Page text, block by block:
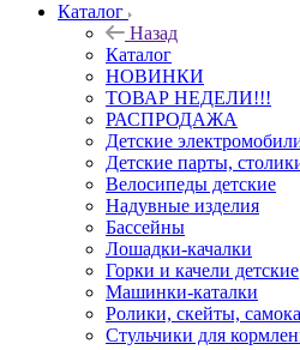
Каталог
Назад
Каталог
НОВИНКИ
ТОВАР НЕДЕЛИ!!!
РАСПРОДАЖА
Детские
Детские парты,
Велосипеды детские
Надувные изделия
Бассейны
Лошадки-качалки
Горки и качели детские
Машинки-каталки
Ролики, скейты,
Стульчики для